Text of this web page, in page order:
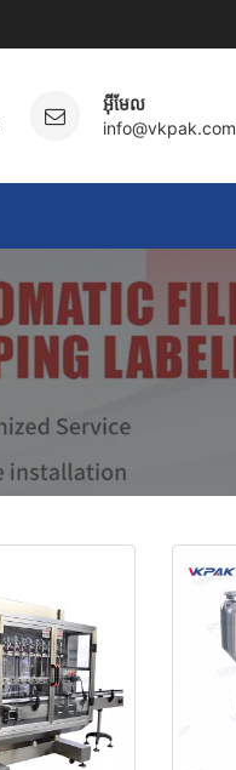
អ៊ីមែល
info@vkpak.com